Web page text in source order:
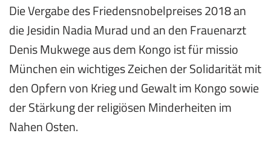
Die Vergabe des Friedensnobelpreises 2018 an
die Jesidin Nadia Murad und an den Frauenarzt
Denis Mukwege aus dem Kongo ist für missio
München ein wichtiges Zeichen der Solidarität mit
den Opfern von Krieg und Gewalt im Kongo sowie
der Stärkung der religiösen Minderheiten im
Nahen Osten.